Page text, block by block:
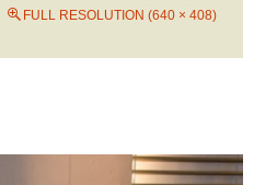
FULL RESOLUTION (640 × 408)